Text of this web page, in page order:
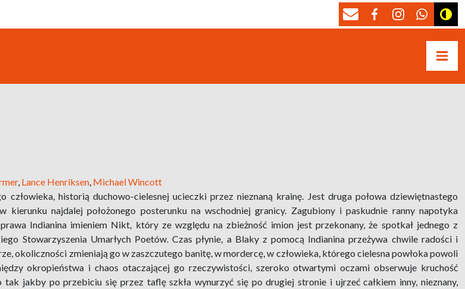
, Lance Henriksen Michael Wincott
człowieka, historią duchowo-cielesnej ucieczki przez nieznaną krainę. Jest druga połowa dziewiętnastego
kierunku najdalej położonego posterunku na wschodniej granicy. Zagubiony i paskudnie ranny napotyka
Indianina imieniem Nikt, który ze względu na zbieżność imion jest przekonany, że spotkał jednego z
Stowarzyszenia Umarłych Poetów. Czas płynie, a Blaky z pomocą Indianina przeżywa chwile radości i
okoliczności zmieniają go w zaszczutego banitę, w mordercę, w człowieka, którego cielesna powłoka powoli
okropieństwa i chaos otaczającej go rzeczywistości, szeroko otwartymi oczami obserwuje kruchość
tak jakby po przebiciu się przez taflę szkła wynurzyć się po drugiej stronie i ujrzeć całkiem inny, nieznany,